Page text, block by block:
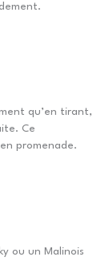
qu’en tirant,
Ce
promenade.
ou un Malinois